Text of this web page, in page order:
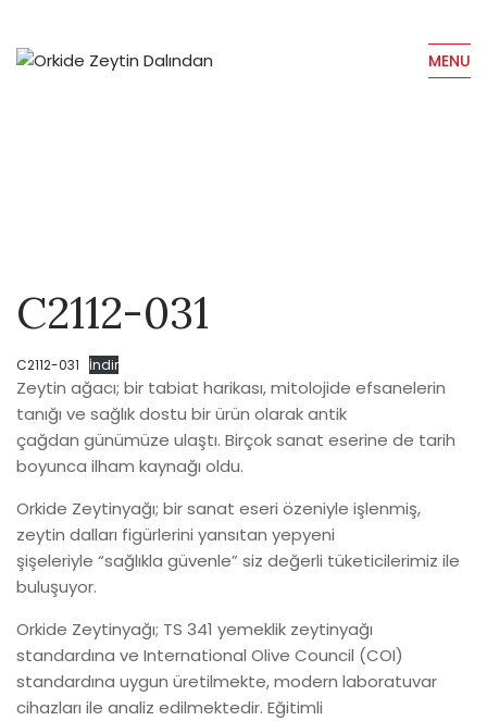
MENU
C2112-031
C2112-031 İndir
Zeytin ağacı; bir tabiat harikası, mitolojide efsanelerin
tanığı ve sağlık dostu bir ürün olarak antik
çağdan günümüze ulaştı. Birçok sanat eserine de tarih
boyunca ilham kaynağı oldu.
Orkide Zeytinyağı; bir sanat eseri özeniyle işlenmiş,
zeytin dalları figürlerini yansıtan yepyeni
şişeleriyle “sağlıkla güvenle” siz değerli tüketicilerimiz ile
buluşuyor.
Orkide Zeytinyağı; TS 341 yemeklik zeytinyağı
standardına ve International Olive Council (COI)
standardına uygun üretilmekte, modern laboratuvar
cihazları ile analiz edilmektedir. Eğitimli